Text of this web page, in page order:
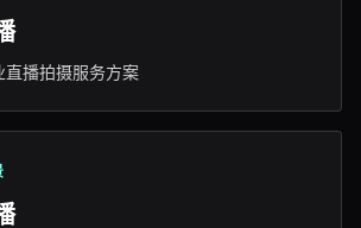
播拍摄服务方案